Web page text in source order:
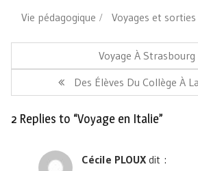
Vie pédagogique
Voyages et
Navigation
l’article
Article
Précédent:
Voyage À Strasbourg
Article
Suivant:
Des Élèves Du Collège À
2 Replies to “Voyage en Italie”
Cécile PLOUX dit :